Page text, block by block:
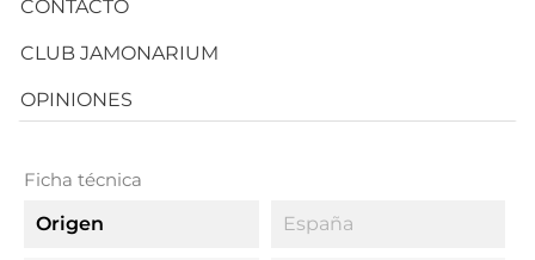
CONTACTO
CLUB JAMONARIUM
OPINIONES
Ficha técnica
Origen
España